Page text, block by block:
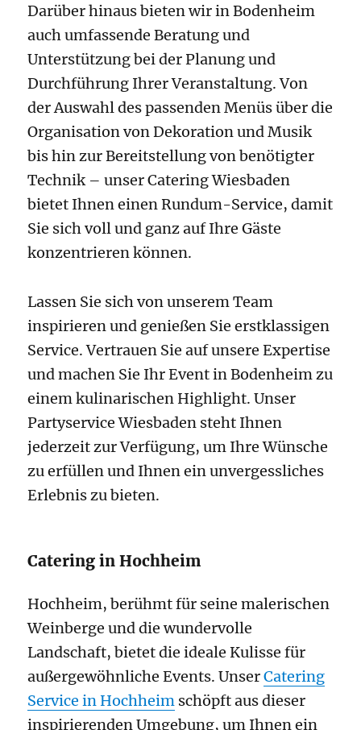
Darüber hinaus bieten wir in Bodenheim
auch umfassende Beratung und
Unterstützung bei der Planung und
Durchführung Ihrer Veranstaltung. Von
der Auswahl des passenden Menüs über die
Organisation von Dekoration und Musik
bis hin zur Bereitstellung von benötigter
Technik – unser Catering Wiesbaden
bietet Ihnen einen Rundum-Service, damit
Sie sich voll und ganz auf Ihre Gäste
konzentrieren können.
Lassen Sie sich von unserem Team
inspirieren und genießen Sie erstklassigen
Service. Vertrauen Sie auf unsere Expertise
und machen Sie Ihr Event in Bodenheim zu
einem kulinarischen Highlight. Unser
Partyservice Wiesbaden steht Ihnen
jederzeit zur Verfügung, um Ihre Wünsche
zu erfüllen und Ihnen ein unvergessliches
Erlebnis zu bieten.
Catering in Hochheim
Hochheim, berühmt für seine malerischen
Weinberge und die wundervolle
Landschaft, bietet die ideale Kulisse für
außergewöhnliche Events. UnserCatering
Service in Hochheim schöpft aus dieser
inspirierenden Umgebung, um Ihnen ein